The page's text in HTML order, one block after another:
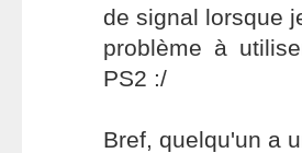
de signal lorsque
problème à
PS2 :/
Bref, quelqu'un a